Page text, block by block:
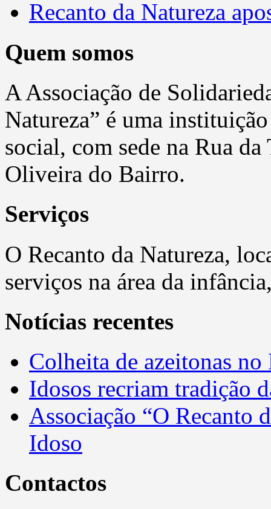
Recanto da Natureza
Quem somos
A Associação de
Natureza” é uma
social, com sede na Rua
Oliveira do Bairro.
Serviços
O Recanto da Natureza,
serviços na área da
Notícias recentes
Colheita de azeitonas no
Idosos recriam tradição
Associação “O Recanto
Idoso
Contactos